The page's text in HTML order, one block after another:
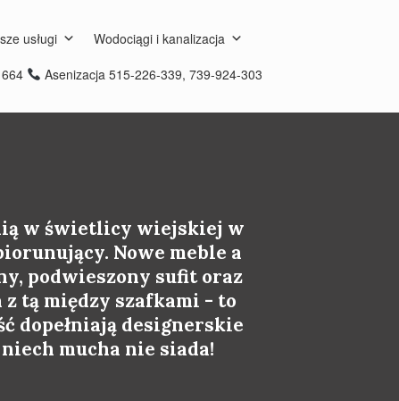
usługi
Wodociągi i kanalizacja
Asenizacja 515-226-339, 739-924-303
w świetlicy wiejskiej w
Nowe meble a
podwieszony sufit oraz
z tą między szafkami - to
dopełniają designerskie
mucha nie siada!